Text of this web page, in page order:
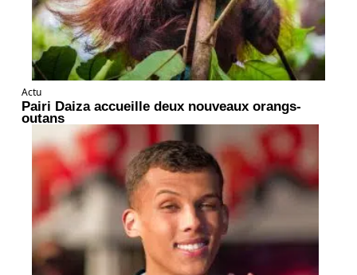
Actu
Pairi Daiza accueille deux nouveaux orangs-
outans